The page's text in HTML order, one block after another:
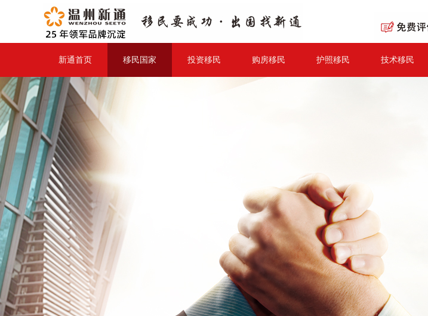
新通首页 移民国家 投资移民 购房移民 护照移民 技术移民